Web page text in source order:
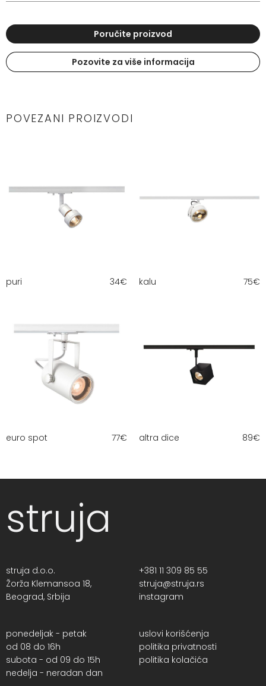
Poručite proizvod
Pozovite za više informacija
POVEZANI PROIZVODI
puri 34€ kalu 75€
euro spot 77€ altra dice 89€
struja
struja d.o.o.
Žorža Klemansoa 18,
Beograd, Srbija
+381 11 309 85 55
struja@struja.rs
instagram
ponedeljak - petak
od 08 do 16h
subota - od 09 do 15h
nedelja - neradan dan
uslovi korišćenja
politika privatnosti
politika kolačića